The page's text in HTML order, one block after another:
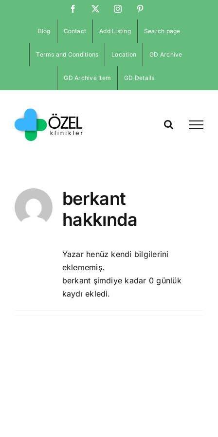
Facebook Instagram
Blog Contact Add Listing Search page
Terms and Conditions Location GD Archive
GD Archive Item GD Details
berkant
hakkında
Yazar henüz kendi bilgilerini
eklememiş.
berkant şimdiye kadar 0 günlük
kaydı ekledi.